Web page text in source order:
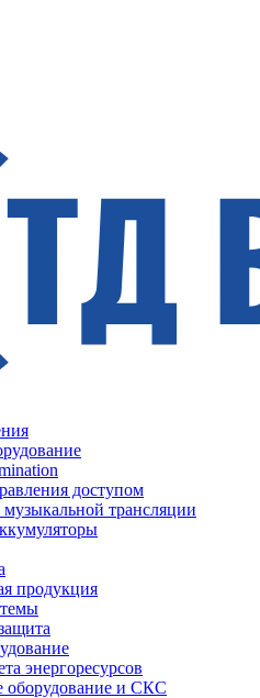
доступом
трансляции
продукция
энергоресурсов
оборудование и СКС